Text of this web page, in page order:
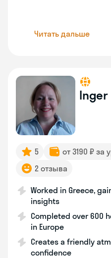
Читать дальше
Inger
5 от 3190 ₽ за
2 отзыва
Worked in Greece,
insights
Completed over 600
in Europe
Creates a friendly
confidence